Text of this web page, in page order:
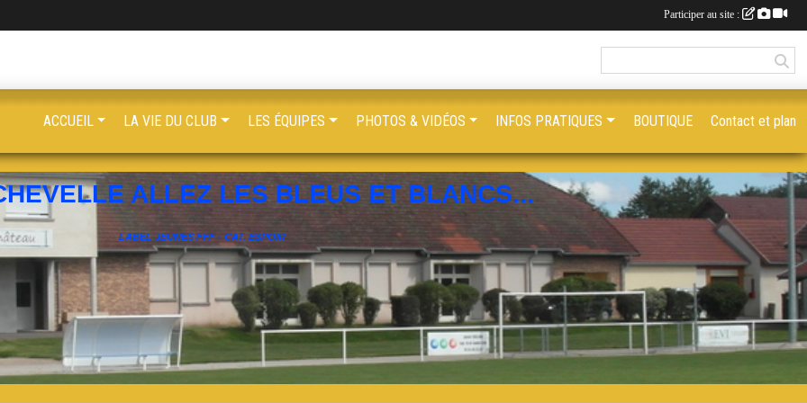
ALLEZ LES BLEUS ET BLANCS...
LABEL JEUNES FFF - CAT. ESPOIR
ACCUEIL LA VIE DU CLUB LES ÉQUIPES PHOTOS & VIDÉOS INFOS PRATIQUES BOUTIQUE Contact et plan
Participer au site :